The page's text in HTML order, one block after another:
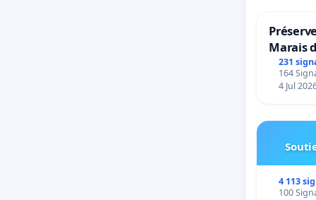
Marais
231
164
4 Jul
4 113
100